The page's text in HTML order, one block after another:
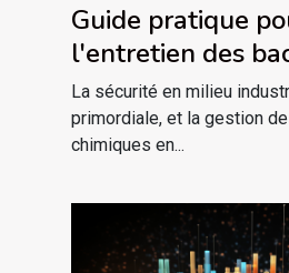
Guide pratique
l'entretien des
rétention
La sécurité en milieu
primordiale, et la gestion
chimiques en...